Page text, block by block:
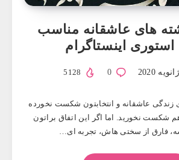
های عاشقانه مناسب
استوری اینستاگرام
0
زندگی عاشقانه و انتخابتون شکست نخورده
هم شکست نخورید. اما اگر این اتفاق براتون
فارق از سختی هاش، تجربه ای…